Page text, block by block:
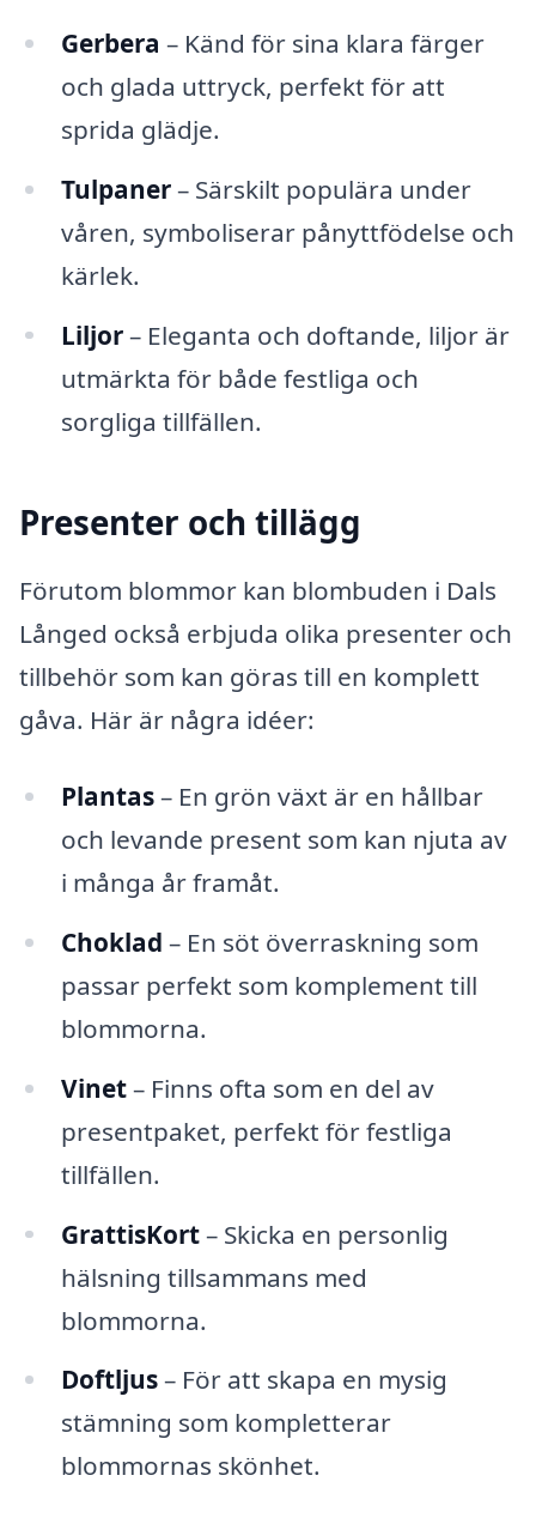
Gerbera – Känd för sina klara färger
och glada uttryck, perfekt för att
sprida glädje.
Tulpaner– Särskilt populära under
våren, symboliserar pånyttfödelse och
kärlek.
Liljor– Eleganta och doftande, liljor är
utmärkta för både festliga och
sorgliga tillfällen.
Presenter och tillägg
Förutom blommor kan blombuden i Dals
Långed också erbjuda olika presenter och
tillbehör som kan göras till en komplett
gåva. Här är några idéer:
Plantas– En grön växt är en hållbar
och levande present som kan njuta av
i många år framåt.
Choklad – En söt överraskning som
passar perfekt som komplement till
blommorna.
Vinet– Finns ofta som en del av
presentpaket, perfekt för festliga
tillfällen.
GrattisKort– Skicka en personlig
hälsning tillsammans med
blommorna.
Doftljus– För att skapa en mysig
stämning som kompletterar
blommornas skönhet.